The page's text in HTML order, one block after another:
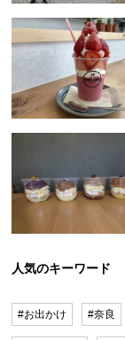
人気のキーワード
#お出かけ #奈良